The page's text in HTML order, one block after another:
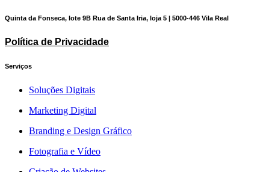
Quinta da Fonseca, lote 9B Rua de Santa Iria, loja 5 | 5000-446 Vila Real
Política de Privacidade
Serviços
Soluções Digitais
Marketing Digital
Branding e Design Gráfico
Fotografia e Vídeo